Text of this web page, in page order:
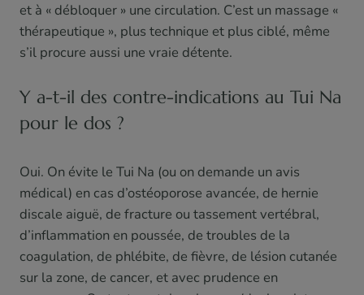
et à « débloquer » une circulation. C’est un massage «
thérapeutique », plus technique et plus ciblé, même
s’il procure aussi une vraie détente.
Y a-t-il des contre-indications au Tui Na
pour le dos ?
Oui. On évite le Tui Na (ou on demande un avis
médical) en cas d’ostéoporose avancée, de hernie
discale aiguë, de fracture ou tassement vertébral,
d’inflammation en poussée, de troubles de la
coagulation, de phlébite, de fièvre, de lésion cutanée
sur la zone, de cancer, et avec prudence en